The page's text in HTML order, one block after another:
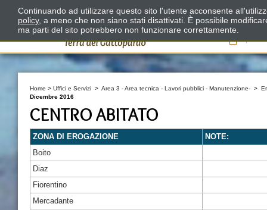
Il
Home > Uffici e Servizi > Area 3 - Area tecnica - Lavori pubblici - Manutenzione- >
Dicembre 2016
CENTRO ABITATO
ZONA DI EROGAZIONE
NOTE:
Boito
Diaz
Fiorentino
Mercadante
Continuando ad utilizzare questo sito l'utente acconsente
policy, a meno che non siano stati disattivati. È possibile
ma parti del sito potrebbero non funzionare correttamente.